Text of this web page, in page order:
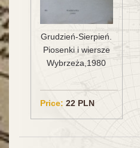
Grudzień-Sierpień.
Piosenki i wiersze
Wybrzeża,1980
Price: 22 PLN